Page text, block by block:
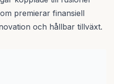
premierar finansiell
och hållbar tillväxt.